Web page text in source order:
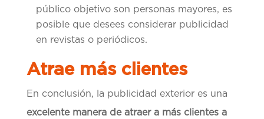
público objetivo son personas mayores, es
posible que desees considerar publicidad
en revistas o periódicos.
Atrae más clientes
En conclusión, la publicidad exterior es una
excelente manera de atraer a más clientes a